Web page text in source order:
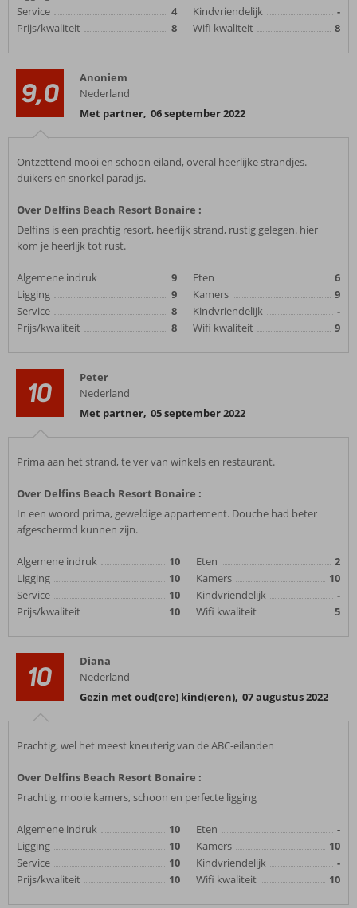
Service
4
Prijs/kwaliteit
8
Kindvriendelijk
-
Wifi kwaliteit
8
9,0
Anoniem
Nederland
Met partner, 06 september 2022
Ontzettend mooi en schoon eiland, overal heerlijke strandjes.
duikers en snorkel paradijs.
Over Delfins Beach Resort Bonaire :
Delfins is een prachtig resort, heerlijk strand, rustig gelegen. hier
kom je heerlijk tot rust.
Algemene indruk
9
Ligging
9
Service
8
Prijs/kwaliteit
8
Eten
6
Kamers
9
Kindvriendelijk
-
Wifi kwaliteit
9
10
Peter
Nederland
Met partner, 05 september 2022
Prima aan het strand, te ver van winkels en restaurant.
Over Delfins Beach Resort Bonaire :
In een woord prima, geweldige appartement. Douche had beter
afgeschermd kunnen zijn.
Algemene indruk
10
Ligging
10
Service
10
Prijs/kwaliteit
10
Eten
2
Kamers
10
Kindvriendelijk
-
Wifi kwaliteit
5
10
Diana
Nederland
Gezin met oud(ere) kind(eren), 07 augustus 2022
Prachtig, wel het meest kneuterig van de ABC-eilanden
Over Delfins Beach Resort Bonaire :
Prachtig, mooie kamers, schoon en perfecte ligging
Algemene indruk
10
Ligging
10
Service
10
Prijs/kwaliteit
10
Eten
-
Kamers
10
Kindvriendelijk
-
Wifi kwaliteit
10